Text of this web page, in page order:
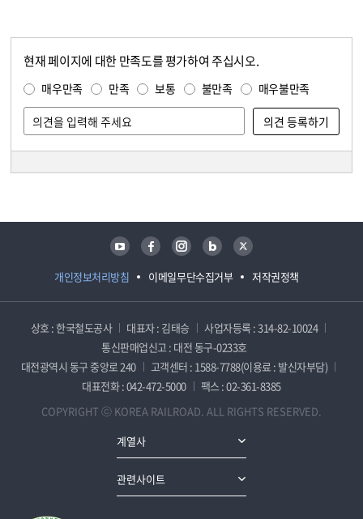
현재 페이지에 대한 만족도를 평가하여 주십시오.
매우만족 만족 보통 불만족 매우불만족
개인정보처리방침 이메일무단수집거부 저작권정책
유튜브 페이스북 인스타그램 블로그 트위터
상호 : 한국철도공사 대표자 : 김태승
사업자등록 : 314-82-10024
통신판매업신고 : 대전 동구-0233호
대전광역시 동구 중앙로 240
고객센터 : 1588-7788(이용료 : 발신자부담)
대표전화 : 042-472-5000
팩스 : 02-361-8385
COPYRIGHT ⓒ KOREA RAILROAD. ALL RIGHTS RESERVED.
계열사
관련사이트